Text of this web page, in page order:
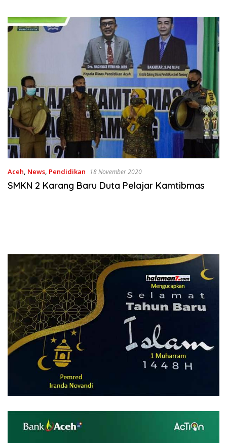
Aceh, News, Pendidikan 18 November 2020
SMKN 2 Karang Baru Duta Pelajar Kamtibmas